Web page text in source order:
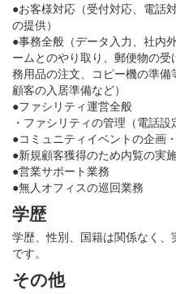
●お客様対応（受付対応、電話
の提供）
●事務全般（データ入力、社内
ームとのやり取り、郵便物の
務用品の注文、コピー機の準
顧客の入居準備など）
●ファシリティ運営全般
・ファシリティの管理（電話設
●コミュニティイベントの企画
●新規顧客獲得のため内覧の実
●営業サポート業務
●無人オフィスの巡回業務
学歴
学歴、性別、国籍は関係なく
です。
その他